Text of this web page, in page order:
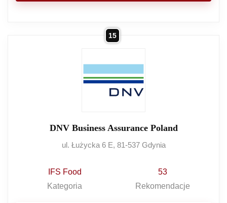
15
DNV Business Assurance Poland
ul. Łużycka 6 E, 81-537 Gdynia
IFS Food
Kategoria
53
Rekomendacje